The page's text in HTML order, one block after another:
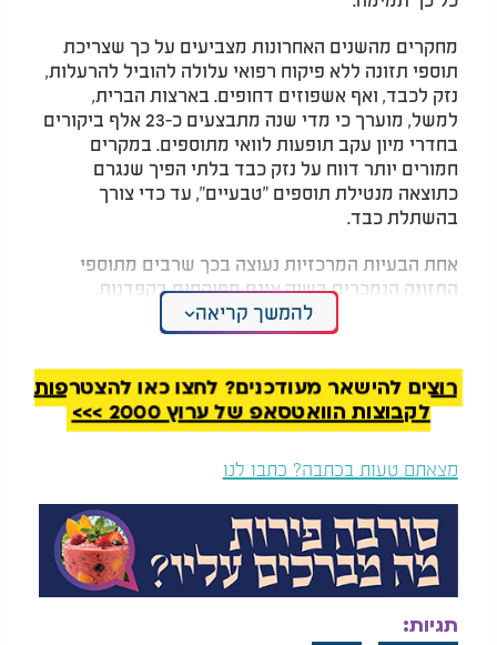
מחקרים מהשנים האחרונות מצביעים על כך שצריכת
תוספי תזונה ללא פיקוח רפואי עלולה להוביל להרעלות,
נזק לכבד, ואף אשפוזים דחופים. בארצות הברית,
למשל, מוערך כי מדי שנה מתבצעים כ-23 אלף ביקורים
בחדרי מיון עקב תופעות לוואי מתוספים. במקרים
חמורים יותר דווח על נזק כבד בלתי הפיך שנגרם
כתוצאה מנטילת תוספים "טבעיים", עד כדי צורך
בהשתלת כבד.
אחת הבעיות המרכזיות נעוצה בכך שרבים מתוספי
התזונה הנמכרים בשוק אינם מפוקחים בקפדנות.
מחקרים הראו כי חלק מהמוצרים אינם מכילים כלל את
המרכיבים שמופיעים על גבי האריזה, ולעיתים אף
מצב זה חושף את הצרכנים לסכנות חמורות, במיוחד
כאשר מדובר בצריכה יומיומית לאורך זמן.
חשוב להבין כי ויטמינים ומינרלים אמנם חיוניים לגוף,
אך עודף מהם עלול להיות מסוכן. למשל, נטילה מוגזמת
של ויטמין A עלולה לגרום לפגיעה בכבד; צריכת יתר
של ויטמין D עלולה לגרום להצטברות סידן בכלי הדם;
וברזל בכמות מופרזת עלול לגרום להרעלה. גם תוספים
צמחיים כמו כורכומין, מיצוי תה ירוק ואשווגנדה,
שנחשבים פופולריים, עלולים לגרום לנזקים, במיוחד
לכבד, אם נלקחים בצורה לא מבוקרת.
להמשך קריאה
רוצים להישאר מעודכנים? לחצו כאן להצטרפות
לקבוצות הוואטסאפ של ערוץ 2000 >>>
מצאתם טעות בכתבה? כתבו לנו
תגיות: